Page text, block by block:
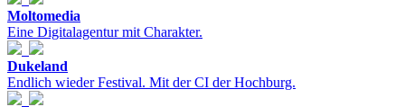
Moltomedia
Eine Digitalagentur mit Charakter.
Dukeland
Endlich wieder Festival. Mit der CI der Hochburg.